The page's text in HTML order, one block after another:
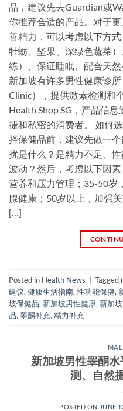
品，建议先去Guardian或
你推荐合适的产品。对于
善精力，可以考虑以下方
牡蛎、坚果、深绿色蔬菜
练）、保证睡眠。配合天
新加坡有许多男性健康诊所
Clinic），提供激素检测和
Health Shop SG，产品信
捷和私密的消费者。 如何
择保健品前，建议先做一
扰是什么？是精力不足、
波动？然后，考虑以下因
营养和压力管理；35-50岁
腺健康；50岁以上，加强
[…]
Posted in Health News Tagged
建议, 健康生活指南,性功能保健,
坡保健品, 新加坡男性健康, 新加
品, 睾酮补充, 精力补充
新加坡男性睾酮
测、自然
POSTED ON JUNE